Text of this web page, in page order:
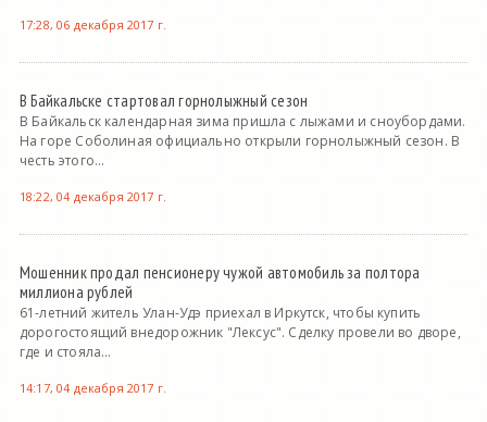
17:28, 06 декабря 2017 г.
В Байкальске стартовал горнолыжный сезон
В Байкальск календарная зима пришла с лыжами и сноубордами.
На горе Соболиная официально открыли горнолыжный сезон. В
честь этого...
18:22, 04 декабря 2017 г.
Мошенник продал пенсионеру чужой автомобиль за полтора
миллиона рублей
61-летний житель Улан-Удэ приехал в Иркутск, чтобы купить
дорогостоящий внедорожник "Лексус". Сделку провели во дворе,
где и стояла...
14:17, 04 декабря 2017 г.